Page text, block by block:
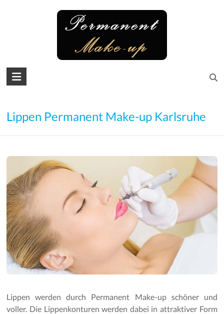
up
Lidstrich
Lippen
Wimpern
Lippen Permanent Make-up Karlsruhe
Lippen werden durch Permanent Make-up schöner und
voller. Die Lippenkonturen werden dabei in attraktiver Form